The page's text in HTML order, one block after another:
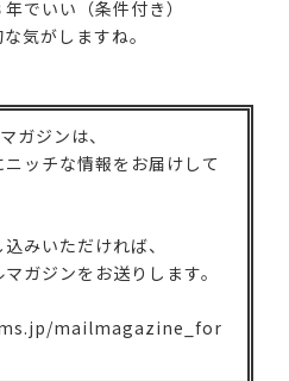
でいい（条件付き）
気がしますね。
ガジンは、
ッチな情報をお届けして
みいただければ、
ガジンをお送りします。
mailmagazine_for